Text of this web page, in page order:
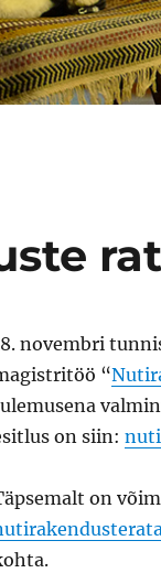
novembri
“
on siin:
on